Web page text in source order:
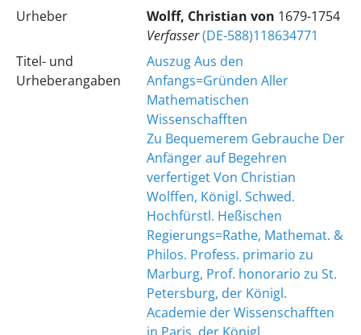
Urheber Wolff, Christian von 1679-1754
Verfasser(DE-588)118634771
Titel- und
Urheberangaben
Auszug Aus den
Anfangs=Gründen Aller
Mathematischen
Wissenschafften
Zu Bequemerem Gebrauche Der
Anfänger auf Begehren
verfertiget Von Christian
Wolffen, Königl. Schwed.
Hochfürstl. Heßischen
Regierungs=Rathe, Mathemat. &
Philos. Profess. primario zu
Marburg, Prof. honorario zu St.
Petersburg, der Königl.
Academie der Wissenschafften